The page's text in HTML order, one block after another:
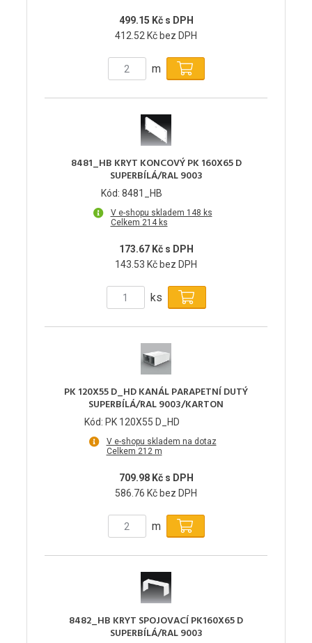
499.15 Kč s DPH
412.52 Kč bez DPH
m
8481_HB KRYT KONCOVÝ PK 160X65 D
SUPERBÍLÁ/RAL 9003
Kód: 8481_HB
V e-shopu skladem 148 ks
Celkem 214 ks
173.67 Kč s DPH
143.53 Kč bez DPH
ks
PK 120X55 D_HD KANÁL PARAPETNÍ DUTÝ
SUPERBÍLÁ/RAL 9003/KARTON
Kód: PK 120X55 D_HD
V e-shopu skladem na dotaz
Celkem 212 m
709.98 Kč s DPH
586.76 Kč bez DPH
m
8482_HB KRYT SPOJOVACÍ PK160X65 D
SUPERBÍLÁ/RAL 9003